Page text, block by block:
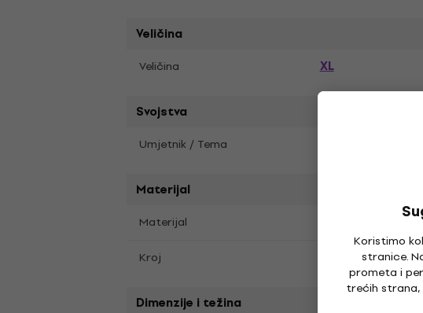
Koristimo
stranice.
prometa i
trećih strana,
Veličina
Veličina XL
Svojstva
Umjetnik / Tema
Materijal
Materijal
Kroj
Regularan kroj
Dimenzije i težina